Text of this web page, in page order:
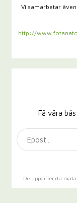
Vi samarbetar
http://
Få våra
De uppgifter du